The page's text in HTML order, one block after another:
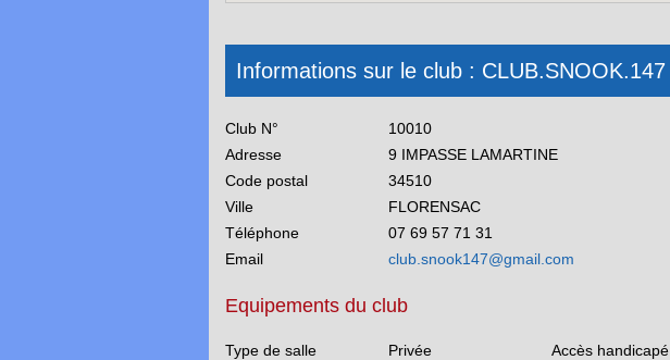
Informations sur le club : CLUB.SNOOK.147
Club N°
10010
Adresse
9 IMPASSE LAMARTINE
Code postal
34510
Ville
FLORENSAC
Téléphone
07 69 57 71 31
Email
club.snook147@gmail.com
Equipements du club
Type de salle Privée Accès handicapé